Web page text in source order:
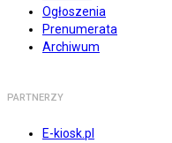
Ogłoszenia
Prenumerata
Archiwum
PARTNERZY
E-kiosk.pl